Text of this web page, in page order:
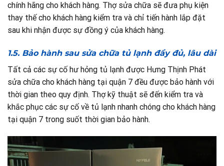
chính hãng cho khách hàng. Thợ sửa chữa sẽ đưa phụ kiện
thay thế cho khách hàng kiểm tra và chỉ tiến hành lắp đặt
sau khi nhận được sự đồng ý của khách hàng.
1.5. Bảo hành sau sửa chữa tủ lạnh đầy đủ, lâu dài
Tất cả các sự cố hư hỏng tủ lạnh được Hưng Thịnh Phát
sửa chữa cho khách hàng tại quận 7 đều được bảo hành với
thời gian theo quy định. Thợ kỹ thuật sẽ đến kiểm tra và
khắc phục các sự cố về tủ lạnh nhanh chóng cho khách hàng
tại quận 7 trong suốt thời gian bảo hành.